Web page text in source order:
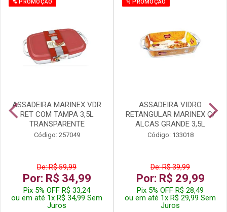
% PROMOÇÃO
ASSADEIRA MARINEX VDR
RET COM TAMPA 3,5L
TRANSPARENTE
Código: 257049
De: R$ 59,99
Por: R$ 34,99
Pix 5% OFF R$ 33,24
ou em até 1x R$ 34,99 Sem
Juros
% PROMOÇÃO
ASSADEIRA VIDRO
RETANGULAR MARINEX C/
ALCAS GRANDE 3,5L
Código: 133018
De: R$ 39,99
Por: R$ 29,99
Pix 5% OFF R$ 28,49
ou em até 1x R$ 29,99 Sem
Juros